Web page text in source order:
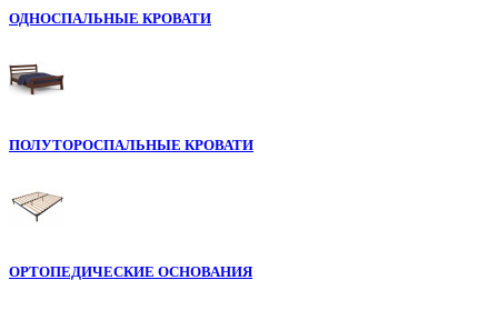
ОДНОСПАЛЬНЫЕ КРОВАТИ
ПОЛУТОРОСПАЛЬНЫЕ КРОВАТИ
ОРТОПЕДИЧЕСКИЕ ОСНОВАНИЯ